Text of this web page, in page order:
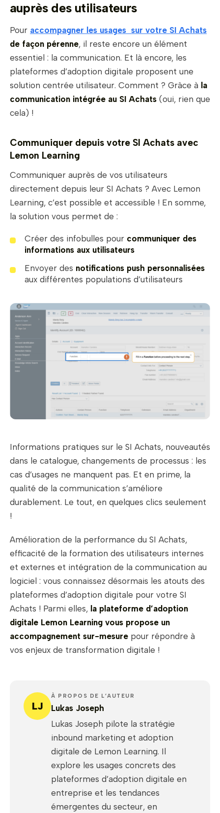
auprès des utilisateurs
Pour accompagner les usages sur votre SI Achats
de façon pérenne, il reste encore un élément
essentiel : la communication. Et là encore, les
plateformes d’adoption digitale proposent une
solution centrée utilisateur. Comment ? Grâce à la
communication intégrée au SI Achats (oui, rien que
cela) !
Communiquer depuis votre SI Achats avec
Lemon Learning
Communiquer auprès de vos utilisateurs
directement depuis leur SI Achats ? Avec Lemon
Learning, c’est possible et accessible ! En somme,
la solution vous permet de :
Créer des infobulles pour communiquer des
informations aux utilisateurs
Envoyer des notifications push personnalisées
aux différentes populations d’utilisateurs
Informations pratiques sur le SI Achats, nouveautés
dans le catalogue, changements de processus : les
cas d’usages ne manquent pas. Et en prime, la
qualité de la communication s’améliore
durablement. Le tout, en quelques clics seulement
!
Amélioration de la performance du SI Achats,
efficacité de la formation des utilisateurs internes
et externes et intégration de la communication au
logiciel : vous connaissez désormais les atouts des
plateformes d’adoption digitale pour votre SI
Achats ! Parmi elles, la plateforme d’adoption
digitale Lemon Learning vous propose un
accompagnement sur-mesure pour répondre à
vos enjeux de transformation digitale !
LJ
À PROPOS DE L’AUTEUR
Lukas Joseph
Lukas Joseph pilote la stratégie
inbound marketing et adoption
digitale de Lemon Learning. Il
explore les usages concrets des
plateformes d’adoption digitale en
entreprise et les tendances
émergentes du secteur, en